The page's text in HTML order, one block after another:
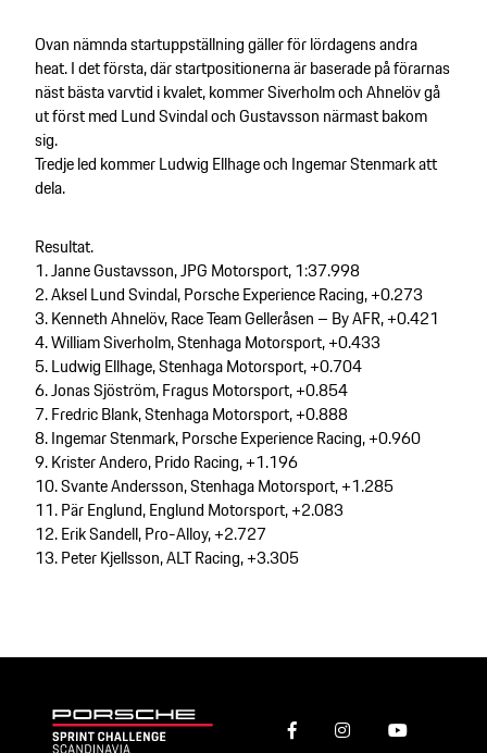
Ovan nämnda startuppställning gäller för lördagens andra
heat. I det första, där startpositionerna är baserade på förarnas
näst bästa varvtid i kvalet, kommer Siverholm och Ahnelöv gå
ut först med Lund Svindal och Gustavsson närmast bakom
sig.
Tredje led kommer Ludwig Ellhage och Ingemar Stenmark att
dela.
Resultat.
1. Janne Gustavsson, JPG Motorsport, 1:37.998
2. Aksel Lund Svindal, Porsche Experience Racing, +0.273
3. Kenneth Ahnelöv, Race Team Gelleråsen – By AFR, +0.421
4. William Siverholm, Stenhaga Motorsport, +0.433
5. Ludwig Ellhage, Stenhaga Motorsport, +0.704
6. Jonas Sjöström, Fragus Motorsport, +0.854
7. Fredric Blank, Stenhaga Motorsport, +0.888
8. Ingemar Stenmark, Porsche Experience Racing, +0.960
9. Krister Andero, Prido Racing, +1.196
10. Svante Andersson, Stenhaga Motorsport, +1.285
11. Pär Englund, Englund Motorsport, +2.083
12. Erik Sandell, Pro-Alloy, +2.727
13. Peter Kjellsson, ALT Racing, +3.305